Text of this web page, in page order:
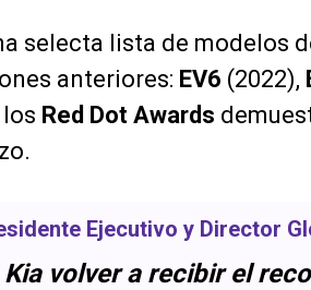
selecta lista de modelos
anteriores: EV6 (2022),
Red Dot Awards
Ejecutivo y Director
Kiavolver a recibir el